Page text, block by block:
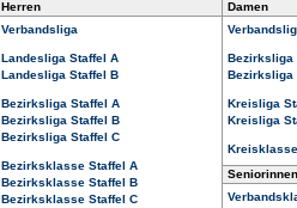
Herren
Verbandsliga
Landesliga Staffel A
Landesliga Staffel B
Bezirksliga Staffel A
Bezirksliga Staffel B
Bezirksliga Staffel C
Bezirksklasse Staffel A
Bezirksklasse Staffel B
Bezirksklasse Staffel C
Damen
Bezirksliga
Bezirksliga
Kreisliga
Kreisliga
Kreisklasse